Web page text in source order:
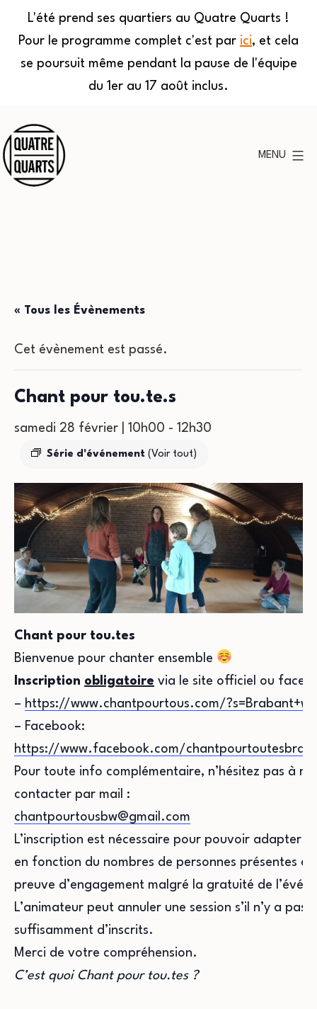
L'été prend ses quartiers au Quatre Quarts !
Pour le programme complet c'est par ici, et cela
se poursuit même pendant la pause de l'équipe
du 1er au 17 août inclus.
au
contenu
MENU
« Tous les Évènements
Cet évènement est passé.
Chant pour tou.te.s
samedi 28 février | 10h00 - 12h30
Série d'événement (Voir tout)
Chant pour tou.tes
Bienvenue pour chanter ensemble
Inscription obligatoire via le site officiel ou
– https://www.chantpourtous.com/
– Facebook:
https://www.facebook.com/
Pour toute info complémentaire, n’hésitez pas à
contacter par mail :
chantpourtousbw@gmail.com
L’inscription est nécessaire pour pouvoir adapter la
en fonction du nombres de personnes présentes
preuve d’engagement malgré la gratuité de
L’animateur peut annuler une session s’il n’y a pas
suffisamment d’inscrits.
Merci de votre compréhension.
C’est quoi Chant pour tou.tes ?